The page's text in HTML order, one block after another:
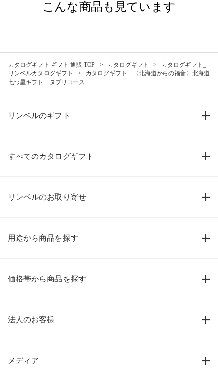
こんな商品も見ています
カタログギフト ギフト 通販 TOP カタログギフト
カタログギフト_
リンベルカタログギフト
カタログギフト 〈北海道からの福音〉北海道
七つ星ギフト ヌプリコース
リンベルのギフト
すべてのカタログギフト
リンベルのお取り寄せ
用途から商品を探す
価格帯から商品を探す
法人のお客様
メディア